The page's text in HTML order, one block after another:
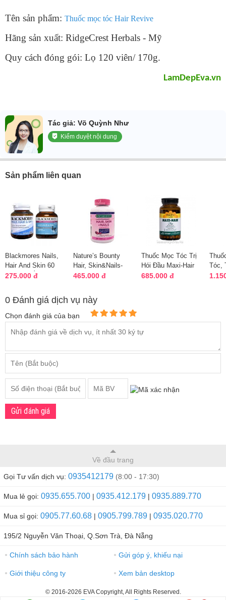
Tên sản phẩm: Thuốc mọc tóc Hair Revive
Hãng sản xuất: RidgeCrest Herbals - Mỹ
Quy cách đóng gói: Lọ 120 viên/ 170g.
LamDepEva.vn
Tác giả: Võ Quỳnh Như
Kiểm duyệt nội dung
Sản phẩm liên quan
Blackmores Nails,
Hair And Skin 60
viên của Úc mẫu
275.000 đ
Nature’s Bounty
Hair, Skin&Nails-
Chăm Sóc Da,
465.000 đ
Thuốc Mọc Tóc Trị
Hói Đầu Maxi-Hair
Plus 5000mcg Của
685.000 đ
Tóc,
MD
0 Đánh giá dịch vụ này
Chọn đánh giá của bạn
Gửi đánh giá
Về đầu trang
Gọi Tư vấn dịch vụ: 0935412179 (8:00 - 17:30)
Mua lẻ gọi: 0935.655.700 | 0935.412.179 | 0935.889.770
Mua sỉ gọi: 0905.77.60.68 | 0905.799.789 | 0935.020.770
195/2 Nguyễn Văn Thoại, Q.Sơn Trà, Đà Nẵng
● Chính sách bảo hành ● Gửi góp ý, khiếu nại
● Giới thiệu công ty ● Xem bản desktop
© 2016-2026 EVA Copyright, All Rights Reserved.